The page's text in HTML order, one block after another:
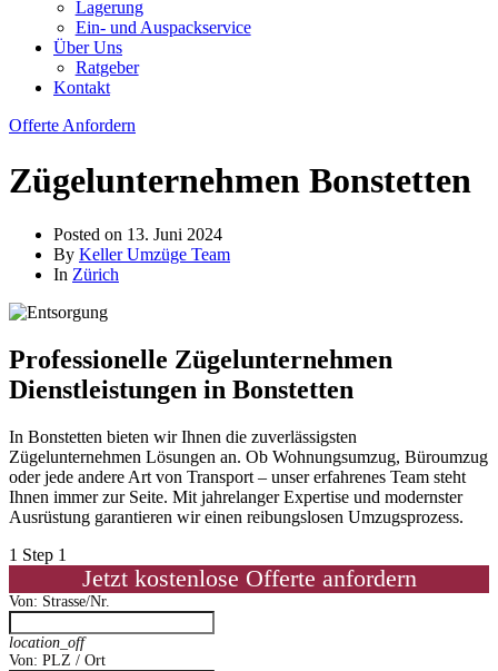
Lagerung
Ein- und Auspackservice
Über Uns
Ratgeber
Kontakt
Offerte Anfordern
Zügelunternehmen Bonstetten
Posted on 13. Juni 2024
By Keller Umzüge Team
In Zürich
Professionelle Zügelunternehmen
Dienstleistungen in Bonstetten
In Bonstetten bieten wir Ihnen die zuverlässigsten
Zügelunternehmen Lösungen an. Ob Wohnungsumzug, Büroumzug
oder jede andere Art von Transport – unser erfahrenes Team steht
Ihnen immer zur Seite. Mit jahrelanger Expertise und modernster
Ausrüstung garantieren wir einen reibungslosen Umzugsprozess.
1 Step 1
Jetzt kostenlose Offerte anfordern
Von: Strasse/Nr.
location_off
Von: PLZ / Ort